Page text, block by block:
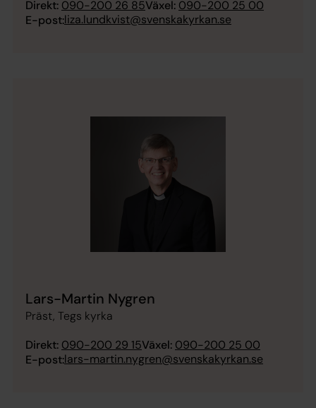
Direkt: 090-200 26 85Växel: 090-200 25 00
E-post:liza.lundkvist@svenskakyrkan.se
Lars-Martin Nygren
Präst, Tegs kyrka
Direkt: 090-200 29 15Växel: 090-200 25 00
E-post:lars-martin.nygren@svenskakyrkan.se